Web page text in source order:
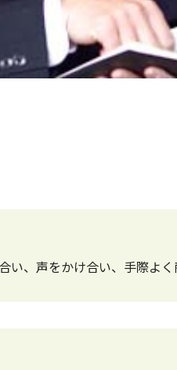
い、声をかけ合い、手際よ